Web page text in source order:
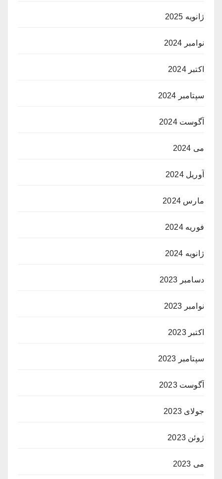
ژانویه 2025
نوامبر 2024
اکتبر 2024
سپتامبر 2024
آگوست 2024
می 2024
آوریل 2024
مارس 2024
فوریه 2024
ژانویه 2024
دسامبر 2023
نوامبر 2023
اکتبر 2023
سپتامبر 2023
آگوست 2023
جولای 2023
ژوئن 2023
می 2023